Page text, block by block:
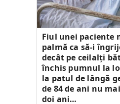
Fiul unei paciente
palmă ca să-i
decât pe ceilalți
închis pumnul la
la patul de lângă
de 84 de ani nu
doi ani…